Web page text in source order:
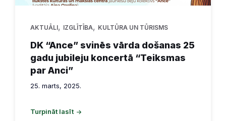
AKTUĀLI, IZGLĪTĪBA, KULTŪRA UN TŪRISMS
DK “Ance” svinēs vārda došanas 25
gadu jubileju koncertā “Teiksmas
par Anci”
25. marts, 2025.
Turpināt lasīt